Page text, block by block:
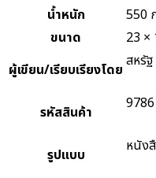
น้ำหนัก
550
ขนาด
23 ×
ผู้เขียน/เรียบเรียงโดย สหรั
รหัสสินค้า
รูปแบบ หนัง